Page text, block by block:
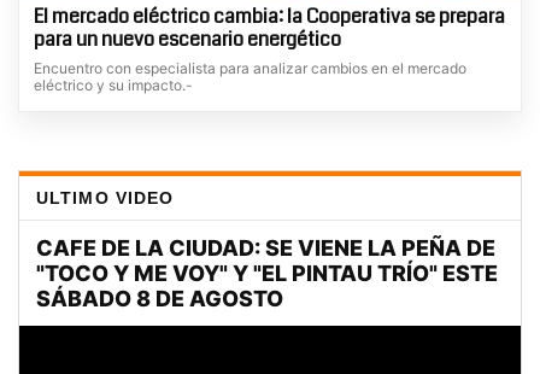
El mercado eléctrico cambia: la Cooperativa se prepara
para un nuevo escenario energético
Encuentro con especialista para analizar cambios en el mercado
eléctrico y su impacto.-
ULTIMO VIDEO